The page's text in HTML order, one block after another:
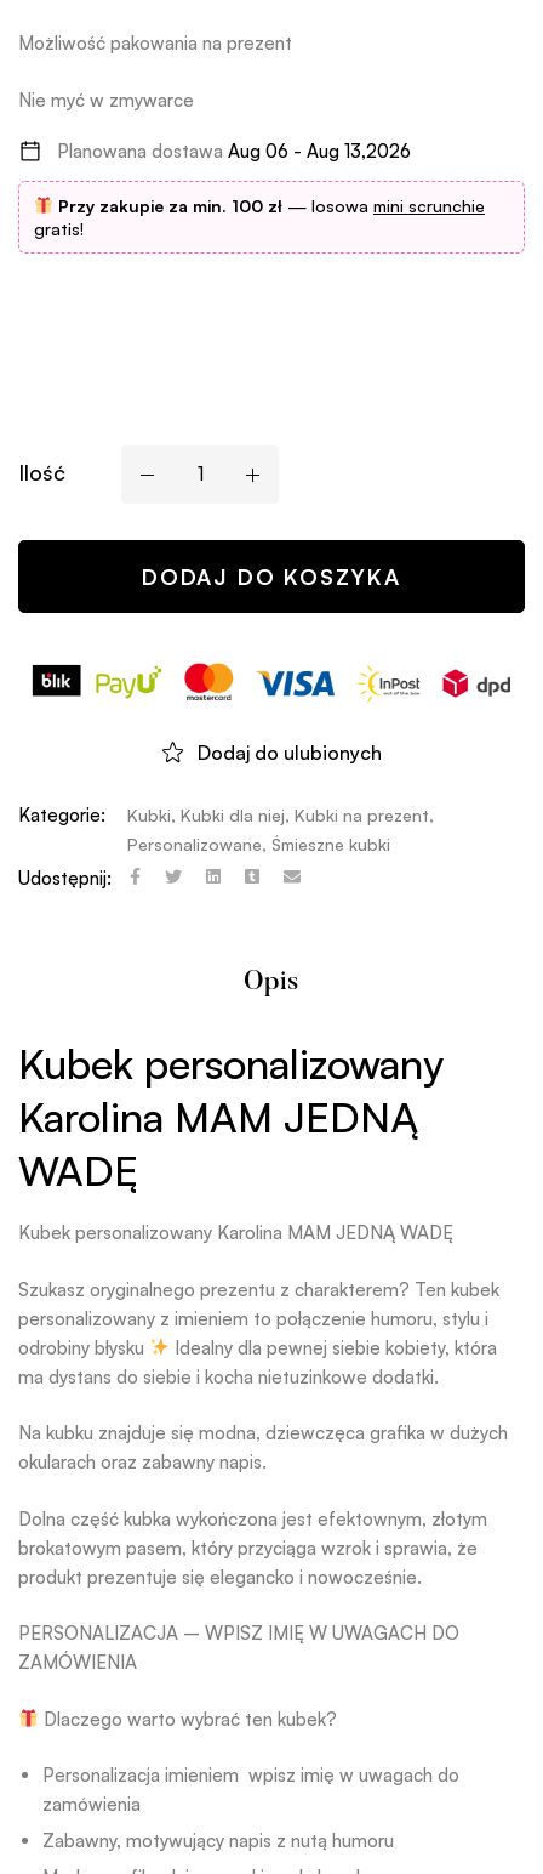
Możliwość pakowania na prezent
Nie myć w zmywarce
Planowana dostawa Aug 06 - Aug 13,2026
Przy zakupie za min. 100 zł— losowa mini scrunchie
gratis!
Ilość
DODAJ DO KOSZYKA
Dodaj do ulubionych
Kategorie: Kubki, Kubki dla niej, Kubki na prezent,
Personalizowane, Śmieszne kubki
Udostępnij:
Opis
Kubek personalizowany
Karolina MAM JEDNĄ
WADĘ
Kubek personalizowany Karolina MAM JEDNĄ WADĘ
Szukasz oryginalnego prezentu z charakterem? Ten kubek
personalizowany z imieniem to połączenie humoru, stylu i
odrobiny błysku
Idealny dla pewnej siebie kobiety, która
ma dystans do siebie i kocha nietuzinkowe dodatki.
Na kubku znajduje się modna, dziewczęca grafika w dużych
okularach oraz zabawny napis.
Dolna część kubka wykończona jest efektownym, złotym
brokatowym pasem, który przyciąga wzrok i sprawia, że
produkt prezentuje się elegancko i nowocześnie.
PERSONALIZACJA – WPISZ IMIĘ W UWAGACH DO
ZAMÓWIENIA
Dlaczego warto wybrać ten kubek?
Personalizacja imieniem wpisz imię w uwagach do
zamówienia
Zabawny, motywujący napis z nutą humoru